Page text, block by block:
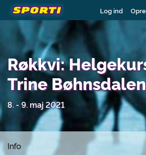
Log ind
Røkkvi:
Trine Bøhnsdalen
8. - 9. maj 2021
Info